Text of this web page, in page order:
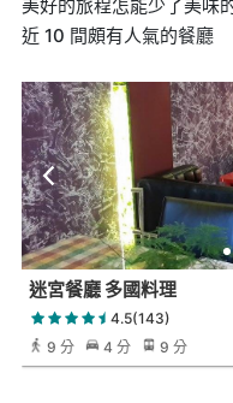
美好的旅程怎能少了美味
近 10 間頗有人氣的餐廳
迷宮餐廳 多國料理
4.5(143)
9 分
4 分 9 分